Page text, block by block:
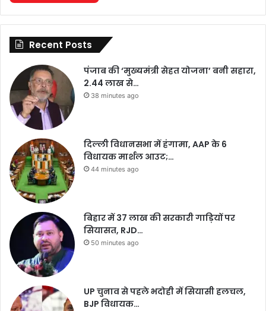
Recent Posts
पंजाब की ‘मुख्यमंत्री सेहत योजना’ बनी सहारा,
2.44 लाख से…
38 minutes ago
दिल्ली विधानसभा में हंगामा, AAP के 6
विधायक मार्शल आउट;…
44 minutes ago
बिहार में 37 लाख की सरकारी गाड़ियों पर
सियासत, RJD…
50 minutes ago
UP चुनाव से पहले भदोही में सियासी हलचल,
BJP विधायक…